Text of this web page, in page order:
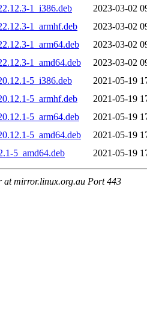
1_i386.deb
2023-03-02
1_armhf.deb
2023-03-02
1_arm64.deb
2023-03-02
1_amd64.deb
2023-03-02
5_i386.deb
2021-05-19
5_armhf.deb
2021-05-19
5_arm64.deb
2021-05-19
5_amd64.deb
2021-05-19
5_amd64.deb
2021-05-19
at mirror.linux.org.au Port 443